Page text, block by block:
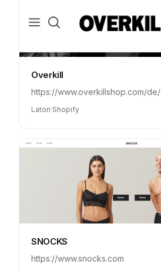
Overkill
https://www.overkillshop.com/de/
Latori·Shopify
SNOCKS
https://www.snocks.com